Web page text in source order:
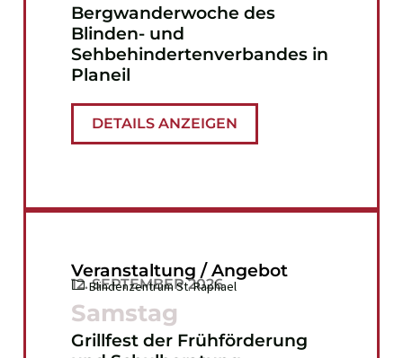
Bergwanderwoche des
Blinden- und
Sehbehindertenverbandes in
Planeil
DETAILS ANZEIGEN
Veranstaltung / Angebot
12. SEPTEMBER 2026
Blindenzentrum St. Raphael
Samstag
Grillfest der Frühförderung